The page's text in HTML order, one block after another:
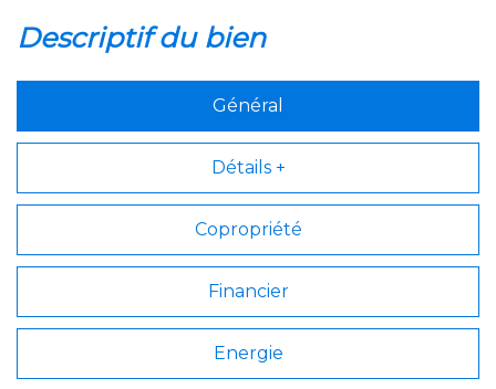
descriptif du bien
Général
Détails +
Copropriété
Financier
Energie